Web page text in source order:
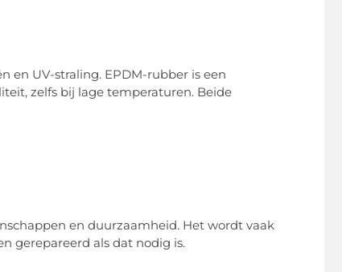
en UV-straling. EPDM-rubber is een
zelfs bij lage temperaturen. Beide
en duurzaamheid. Het wordt vaak
gerepareerd als dat nodig is.